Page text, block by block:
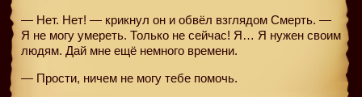
— Нет. Нет! — крикнул он и обвёл взглядом Смерть. —
Я не могу умереть. Только не сейчас! Я… Я нужен своим
людям. Дай мне ещё немного времени.
— Прости, ничем не могу тебе помочь.